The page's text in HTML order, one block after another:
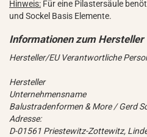
Hinweis: Für eine Pilastersäule
und Sockel Basis Elemente.
Hersteller/EU Verantwortliche
Hersteller
Unternehmensname
Balustradenformen & More / Gerd
Adresse:
D-01561 Priestewitz-Zottewitz,